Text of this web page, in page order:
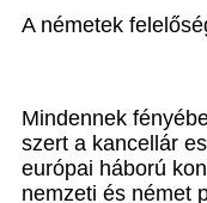
A németek
Mindennek
szert a kancellár
európai háború
nemzeti és német